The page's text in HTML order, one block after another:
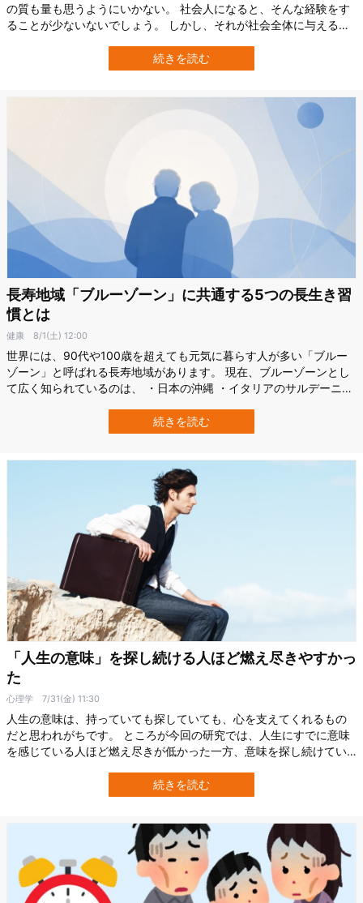
の質も量も思うようにいかない。 社会人になると、そんな経験をす
ることが少ないないでしょう。 しかし、それが社会全体に与える影
働く人々のメンタル不調が日本全体で年間約4.8兆円もの経済的損失
を生み出しているという。 これは国内総生産（GDP）の約1.1％に相
続きを読む
長寿地域「ブルーゾーン」に共通する5つの長生き習
慣とは
健康 8/1(土) 12:00
世界には、90代や100歳を超えても元気に暮らす人が多い「ブルー
ゾーン」と呼ばれる長寿地域があります。 現在、ブルーゾーンとし
て広く知られているのは、 ・日本の沖縄 ・イタリアのサルデーニャ
ルニア州のロマリンダ などです。 そこに暮らす人々が実践している
のは、高価な長寿法ではありません。 これらの地域に共通する暮ら
続きを読む
「人生の意味」を探し続ける人ほど燃え尽きやすかっ
た
心理学 7/31(金) 11:30
人生の意味は、持っていても探していても、心を支えてくれるもの
だと思われがちです。 ところが今回の研究では、人生にすでに意味
を感じている人ほど燃え尽きが低かった一方、意味を探し続けてい
英国ブリストル大学（University of Bristol）の研究チームによる成
果は、2026年7月8日付で『Journal of Health Psy…
続きを読む